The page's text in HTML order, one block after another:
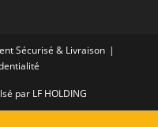
Sécurisé & Livraison
par LF HOLDING